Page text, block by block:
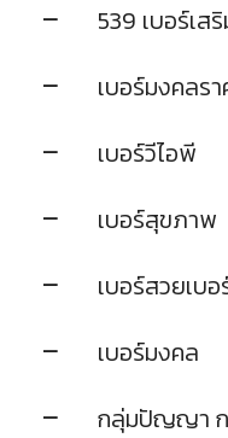
539 เบอร์เส
เบอร์มงคลร
เบอร์วีไอพี
เบอร์สุขภาพ
เบอร์สวยเบ
เบอร์มงคล
กลุ่มปัญญา ก